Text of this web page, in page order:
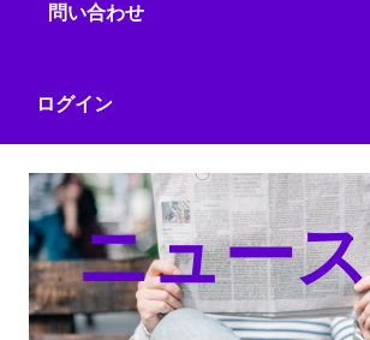
問い合わせ
ログイン
ニュース